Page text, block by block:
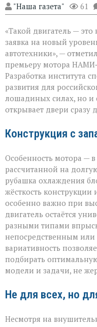
"Наша газета" 61
«Такой двигатель — это
заявка на новый
автотехники», —
премьеру мотора
Разработка института
развития для
лошадиных силах, но и
открывает двери сразу
Конструкция с
Особенность мотора —
рассчитанной на
рубашка охлаждения
жёсткость
особенно важно при
двигатель остаётся
разными типами
непосредственным
вариативность
подбирать
модели и задачи, не
Не для всех, но
Несмотря на